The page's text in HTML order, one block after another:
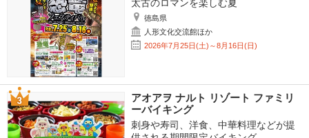
太古のロマンを楽しむ夏
徳島県
人形文化交流館ほか
2026年7月25日(土)～8月16日(日)
アオアヲ ナルト リゾート ファミリ
ーバイキング
刺身や寿司、洋食、中華料理などが提